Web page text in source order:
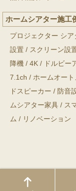
ホームシアター施工
プロジェクター シア
設置 / スクリーン設
降機 / 4K / ドルビー
7.1ch / ホームオー
ドスピーカー / 防音
ムシアター家具 / ス
ム / リノベーション